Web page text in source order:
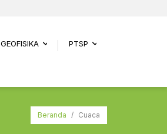
GEOFISIKA PTSP
Beranda / Cuaca